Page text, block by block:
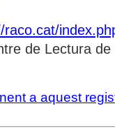
raco.cat/
de Lectura de
a aquest